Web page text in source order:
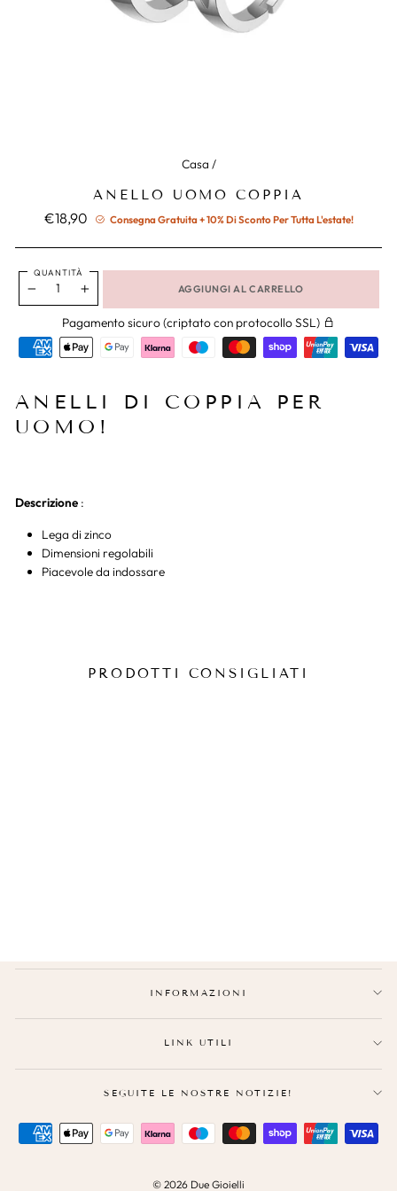
Casa /
ANELLO UOMO COPPIA
€18,90 Prezzo
Consegna Gratuita + 10% Di Sconto Per Tutta L'estate!
QUANTITÀ
+
AGGIUNGI AL CARRELLO
Pagamento sicuro (criptato con protocollo SSL)
ANELLI DI COPPIA PER
UOMO!
Descrizione :
Lega di zinco
Dimensioni regolabili
Piacevole da indossare
PRODOTTI CONSIGLIATI
INFORMAZIONI
LINK UTILI
SEGUITE LE NOSTRE NOTIZIE!
© 2026 Due Gioielli